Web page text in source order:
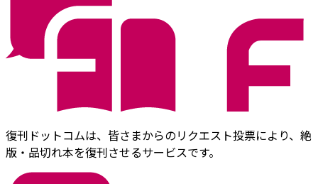
復刊ドットコムは、皆さまからのリクエスト投票により、絶
版・品切れ本を復刊させるサービスです。